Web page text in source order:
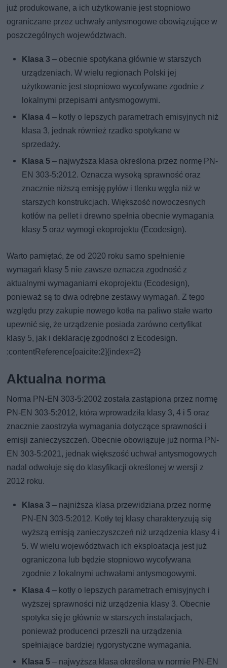
już produkowane, a ich użytkowanie jest stopniowo
ograniczane przez uchwały antysmogowe obowiązujące w
poszczególnych województwach.
Klasa 3 – obecnie spotykana głównie w starszych
urządzeniach. W wielu regionach Polski jej
użytkowanie jest stopniowo wycofywane zgodnie z
lokalnymi przepisami antysmogowymi.
Klasa 4 – kotły o lepszych parametrach emisyjnych niż
klasa 3, jednak również rzadko spotykane w
sprzedaży.
Klasa 5 – najwyższa klasa określona przez normę PN-
EN 303-5:2012. Oznacza wysoką sprawność oraz
znacznie niższą emisję pyłów i tlenku węgla niż w
starszych konstrukcjach. Większość nowoczesnych
kotłów na pellet i drewno spełnia obecnie wymagania
klasy 5 oraz wymogi ekoprojektu (Ecodesign).
Warto pamiętać, że od 2020 roku samo spełnienie
wymagań klasy 5 nie zawsze oznacza zgodność z
aktualnymi wymaganiami ekoprojektu (Ecodesign),
ponieważ są to dwa odrębne zestawy wymagań. Z tego
względu przy zakupie nowego kotła na paliwo stałe warto
upewnić się, że urządzenie posiada zarówno certyfikat
klasy 5, jak i deklarację zgodności z Ecodesign.
:contentReference[oaicite:2]{index=2}
Aktualna norma
Norma PN-EN 303-5:2002 została zastąpiona przez normę
PN-EN 303-5:2012, która wprowadziła klasy 3, 4 i 5 oraz
znacznie zaostrzyła wymagania dotyczące sprawności i
emisji zanieczyszczeń. Obecnie obowiązuje już norma PN-
EN 303-5:2021, jednak większość uchwał antysmogowych
nadal odwołuje się do klasyfikacji określonej w wersji z
2012 roku.
Klasa 3 – najniższa klasa przewidziana przez normę
PN-EN 303-5:2012. Kotły tej klasy charakteryzują się
wyższą emisją zanieczyszczeń niż urządzenia klasy 4 i
5. W wielu województwach ich eksploatacja jest już
ograniczona lub będzie stopniowo wycofywana
zgodnie z lokalnymi uchwałami antysmogowymi.
Klasa 4 – kotły o lepszych parametrach emisyjnych i
wyższej sprawności niż urządzenia klasy 3. Obecnie
spotyka się je głównie w starszych instalacjach,
ponieważ producenci przeszli na urządzenia
spełniające bardziej rygorystyczne wymagania.
Klasa 5 – najwyższa klasa określona w normie PN-EN